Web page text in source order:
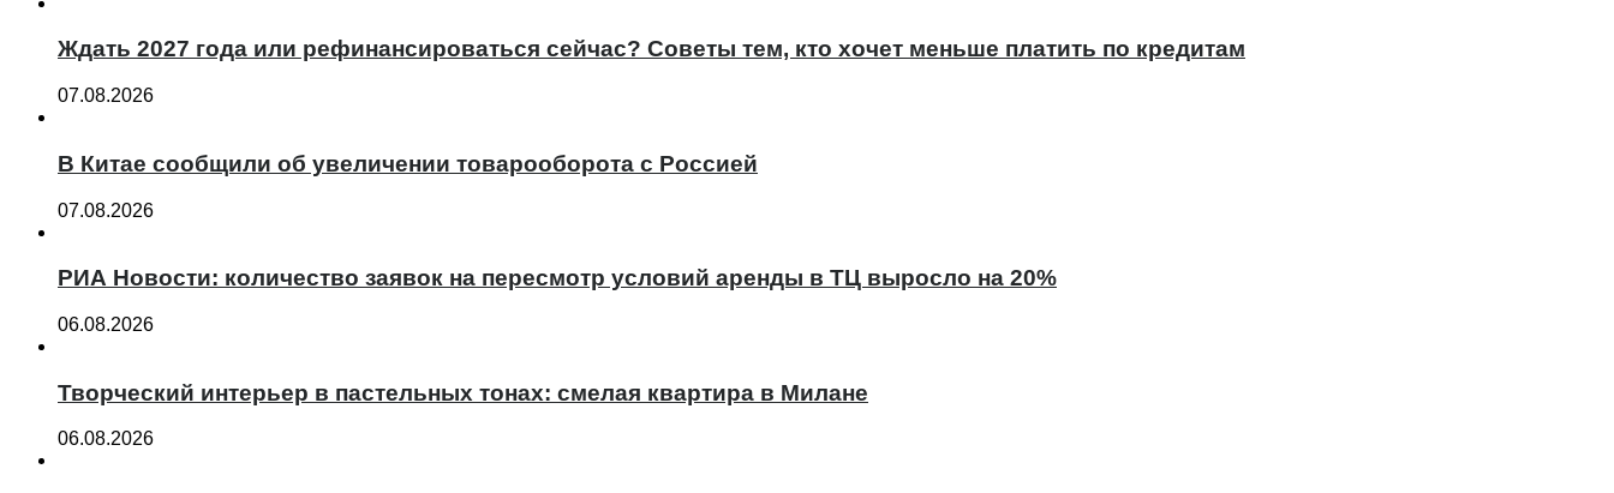
Ждать 2027 года или рефинансироваться сейчас? Советы тем, кто хочет меньше платить по кредитам
07.08.2026
В Китае сообщили об увеличении товарооборота с Россией
07.08.2026
РИА Новости: количество заявок на пересмотр условий аренды в ТЦ выросло на 20%
06.08.2026
Творческий интерьер в пастельных тонах: смелая квартира в Милане
06.08.2026